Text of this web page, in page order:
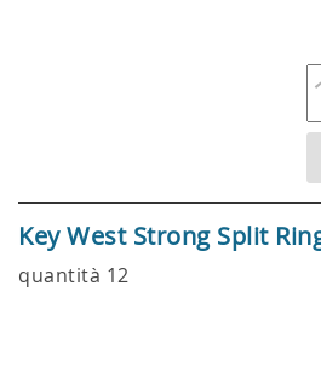
Key West Strong Split
quantità 12